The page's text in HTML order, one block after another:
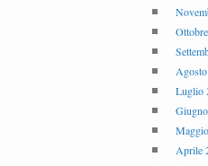
Luglio
Aprile